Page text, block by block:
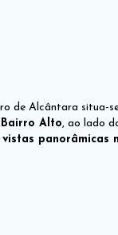
de Alcântara situa-
Alto, ao lado
vistas panorâmicas